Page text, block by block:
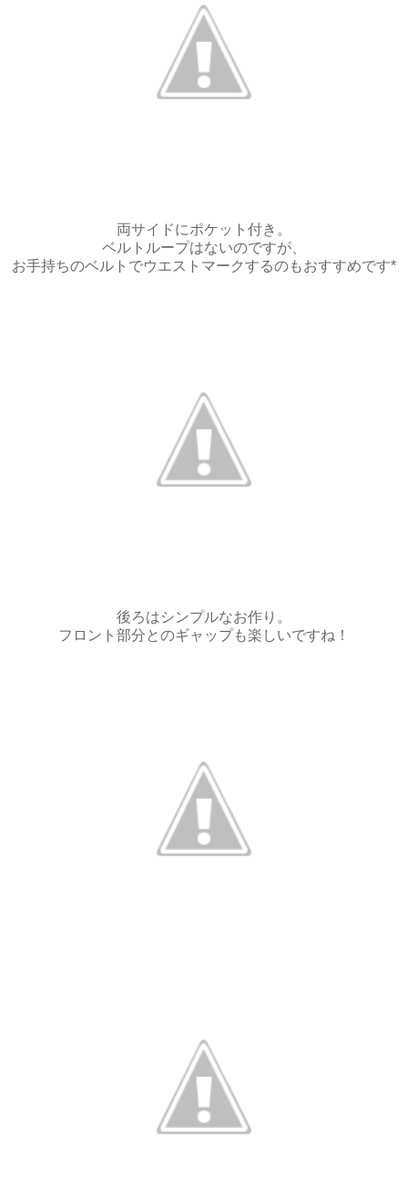
両サイドにポケット付き。
ベルトループはないのですが、
お手持ちのベルトでウエストマークするのもおすすめです*
後ろはシンプルなお作り。
フロント部分とのギャップも楽しいですね！